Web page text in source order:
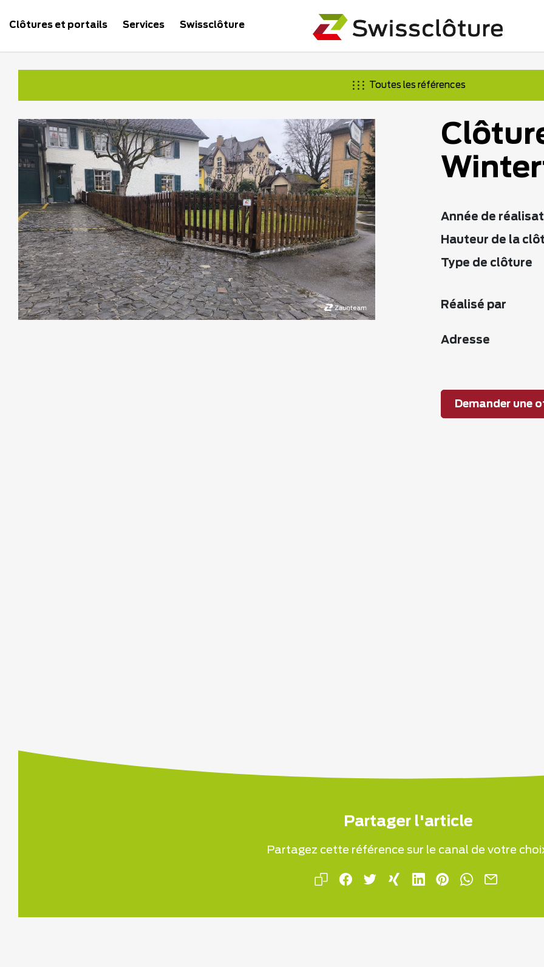
Clôtures et portails Services Swissclôture
Toutes les références
Année de
Hauteur de la
Type de clôture
Réalisé par
Adresse
Demander une
Partager l'article
Partagez cette référence sur le canal de votre